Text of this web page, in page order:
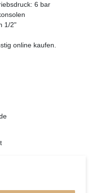
6 bar
1/2"
online kaufen.